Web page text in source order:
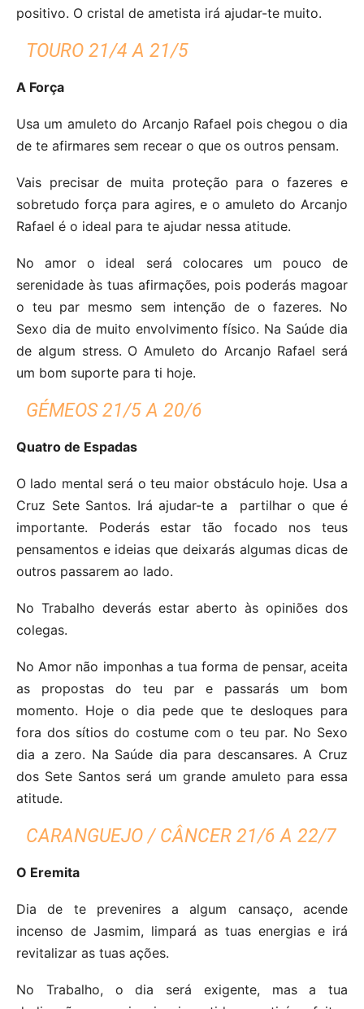
positivo. O cristal de ametista irá ajudar-te muito.
TOURO 21/4 A 21/5
A Força
Usa um amuleto do Arcanjo Rafael pois chegou o dia
de te afirmares sem recear o que os outros pensam.
Vais precisar de muita proteção para o fazeres e
sobretudo força para agires, e o amuleto do Arcanjo
Rafael é o ideal para te ajudar nessa atitude.
No amor o ideal será colocares um pouco de
serenidade às tuas afirmações, pois poderás magoar
o teu par mesmo sem intenção de o fazeres. No
Sexo dia de muito envolvimento físico. Na Saúde dia
de algum stress. O Amuleto do Arcanjo Rafael será
um bom suporte para ti hoje.
GÉMEOS 21/5 A 20/6
Quatro de Espadas
O lado mental será o teu maior obstáculo hoje. Usa a
Cruz Sete Santos. Irá ajudar-te a partilhar o que é
importante. Poderás estar tão focado nos teus
pensamentos e ideias que deixarás algumas dicas de
outros passarem ao lado.
No Trabalho deverás estar aberto às opiniões dos
colegas.
No Amor não imponhas a tua forma de pensar, aceita
as propostas do teu par e passarás um bom
momento. Hoje o dia pede que te desloques para
fora dos sítios do costume com o teu par. No Sexo
dia a zero. Na Saúde dia para descansares. A Cruz
dos Sete Santos será um grande amuleto para essa
atitude.
CARANGUEJO / CÂNCER 21/6 A 22/7
O Eremita
Dia de te prevenires a algum cansaço, acende
incenso de Jasmim, limpará as tuas energias e irá
revitalizar as tuas ações.
No Trabalho, o dia será exigente, mas a tua